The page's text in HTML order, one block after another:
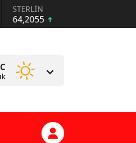
STERLİN
64,2055